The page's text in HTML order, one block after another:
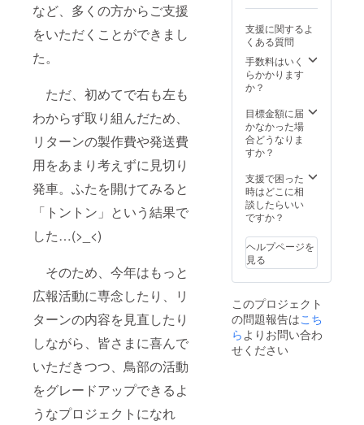
など、多くの方からご支援
をいただくことができまし
た。
ただ、初めてで右も左も
わからず取り組んだため、
リターンの製作費や発送費
用をあまり考えずに見切り
発車。ふたを開けてみると
「トントン」という結果で
した…(>_<)
そのため、今年はもっと
広報活動に専念したり、リ
ターンの内容を見直したり
しながら、皆さまに喜んで
いただきつつ、鳥部の活動
をグレードアップできるよ
うなプロジェクトになれ
支援に関するよ
くある質問
手数料はいく
らかかります
か？
目標金額に届
かなかった場
合どうなりま
すか？
支援で困った
時はどこに相
談したらいい
ですか？
ヘルプページを
見る
このプロジェクト
の問題報告はこち
ら よりお問い合わ
せください